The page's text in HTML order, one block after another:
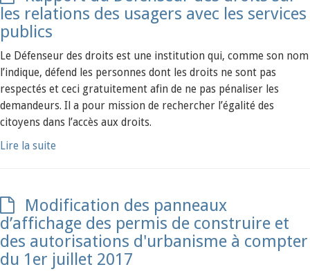
les relations des usagers avec les services
publics
Le Défenseur des droits est une institution qui, comme son nom
l’indique, défend les personnes dont les droits ne sont pas
respectés et ceci gratuitement afin de ne pas pénaliser les
demandeurs. Il a pour mission de rechercher l’égalité des
citoyens dans l’accès aux droits.
Lire la suite
Modification des panneaux
d’affichage des permis de construire et
des autorisations d'urbanisme à compter
du 1er juillet 2017